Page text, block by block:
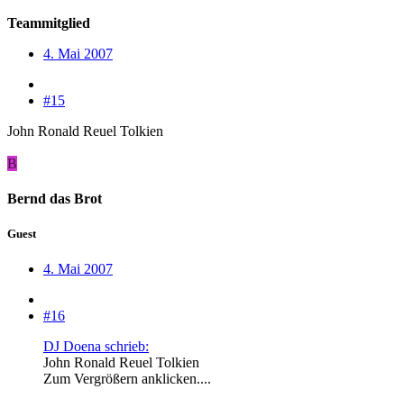
Teammitglied
4. Mai 2007
#15
John Ronald Reuel Tolkien
B
Bernd das Brot
Guest
4. Mai 2007
#16
DJ Doena schrieb:
John Ronald Reuel Tolkien
Zum Vergrößern anklicken....